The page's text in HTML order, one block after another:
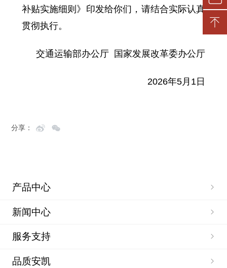
补贴实施细则》印发给你们，请结合实际认真
贯彻执行。
交通运输部办公厅 国家发展改革委办公厅
2026年5月1日
分享：
产品中心
新闻中心
服务支持
品质安凯